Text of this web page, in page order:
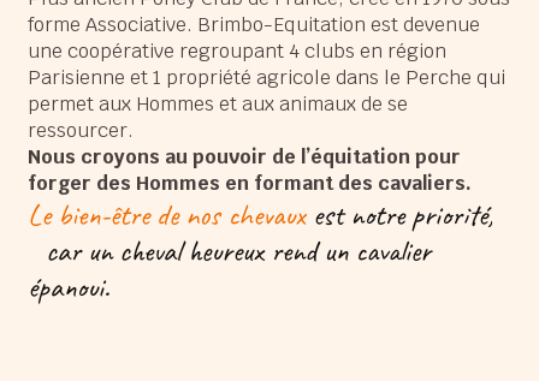
forme Associative. Brimbo-Equitation est devenue
une coopérative regroupant 4 clubs en région
Parisienne et 1 propriété agricole dans le Perche qui
permet aux Hommes et aux animaux de se
ressourcer.
Nous croyons au pouvoir de l’équitation pour
forger des Hommes en formant des cavaliers.
Le bien-être de nos chevauxest notre priorité,
car un cheval heureux rend un cavalier
épanoui.